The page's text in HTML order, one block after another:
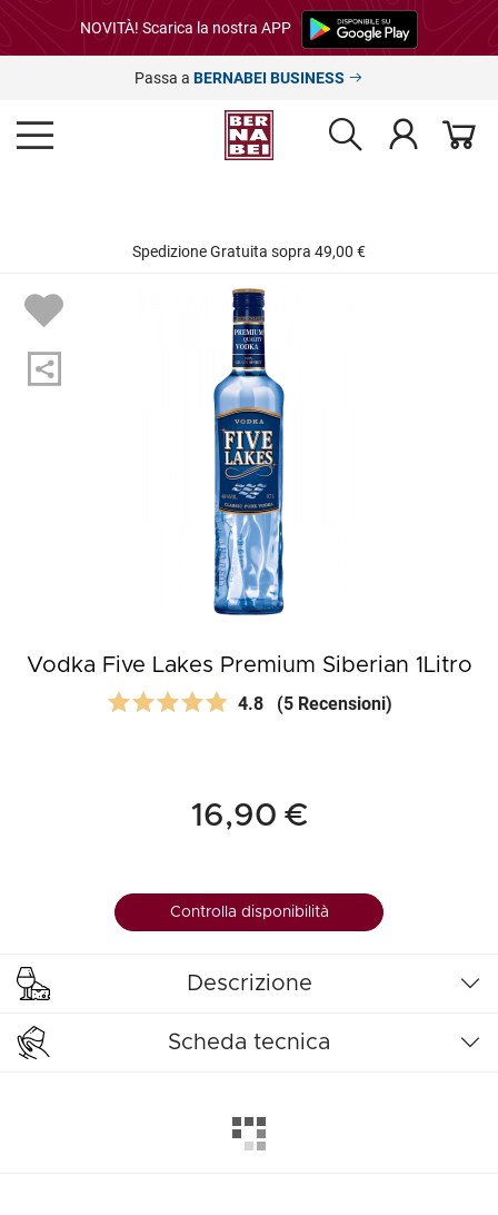
NOVITÀ! Scarica la nostra APP
Passa a BERNABEI BUSINESS
Spedizione Gratuita sopra 49,00 €
Vodka Five Lakes Premium Siberian 1Litro
4.8 (5 Recensioni)
16,90 €
Controlla disponibilità
Descrizione
Scheda tecnica